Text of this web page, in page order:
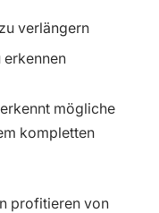
verlängern
mögliche
kompletten
profitieren von